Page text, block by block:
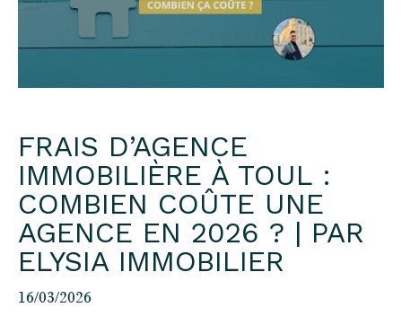
FRAIS D’AGENCE
IMMOBILIÈRE À TOUL :
COMBIEN COÛTE UNE
AGENCE EN 2026 ? | PAR
ELYSIA IMMOBILIER
16/03/2026